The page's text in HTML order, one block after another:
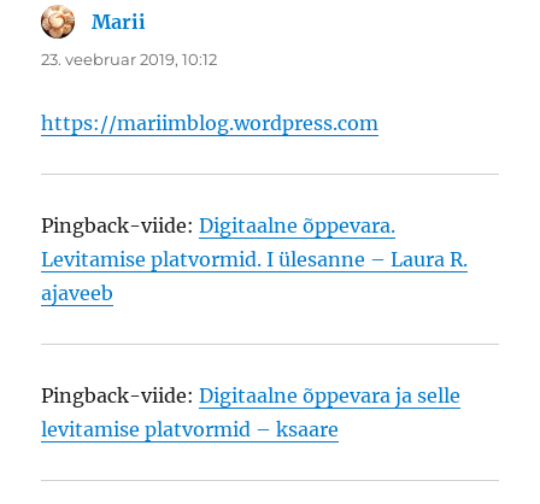
Marii
23. veebruar 2019, 10:12
https://mariimblog.wordpress.com
Pingback-viide:Digitaalne õppevara.
Levitamise platvormid. I ülesanne – Laura R.
ajaveeb
Pingback-viide:Digitaalne õppevara ja selle
levitamise platvormid – ksaare